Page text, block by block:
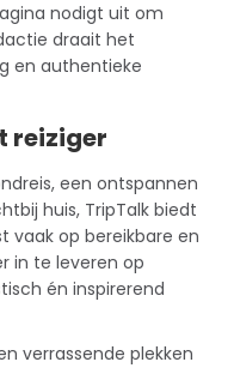
nodigt uit om
draait het
en authentieke
reiziger
een ontspannen
huis, TripTalk biedt
vaak op bereikbare en
in te leveren op
én inspirerend
verrassende plekken